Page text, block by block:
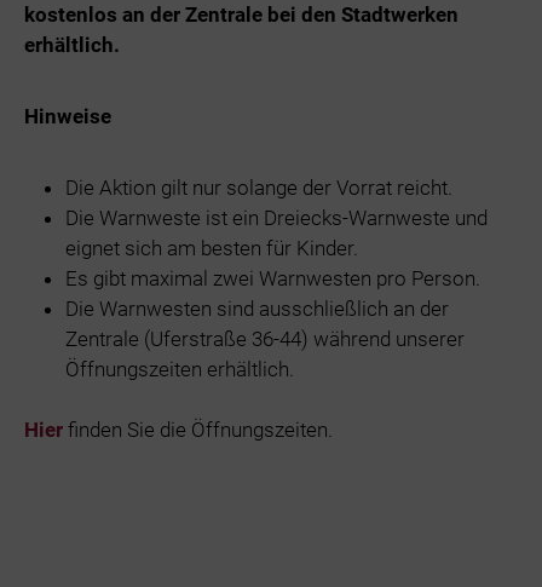
kostenlos an der Zentrale bei den Stadtwerken
erhältlich.
Hinweise
Die Aktion gilt nur solange der Vorrat reicht.
Die Warnweste ist ein Dreiecks-Warnweste und
eignet sich am besten für Kinder.
Es gibt maximal zwei Warnwesten pro Person.
Die Warnwesten sind ausschließlich an der
Zentrale (Uferstraße 36-44) während unserer
Öffnungszeiten erhältlich.
Hier finden Sie die Öffnungszeiten.